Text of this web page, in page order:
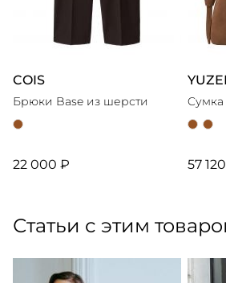
COIS
Брюки Base из шерсти
22 000 ₽ 57
Статьи с этим